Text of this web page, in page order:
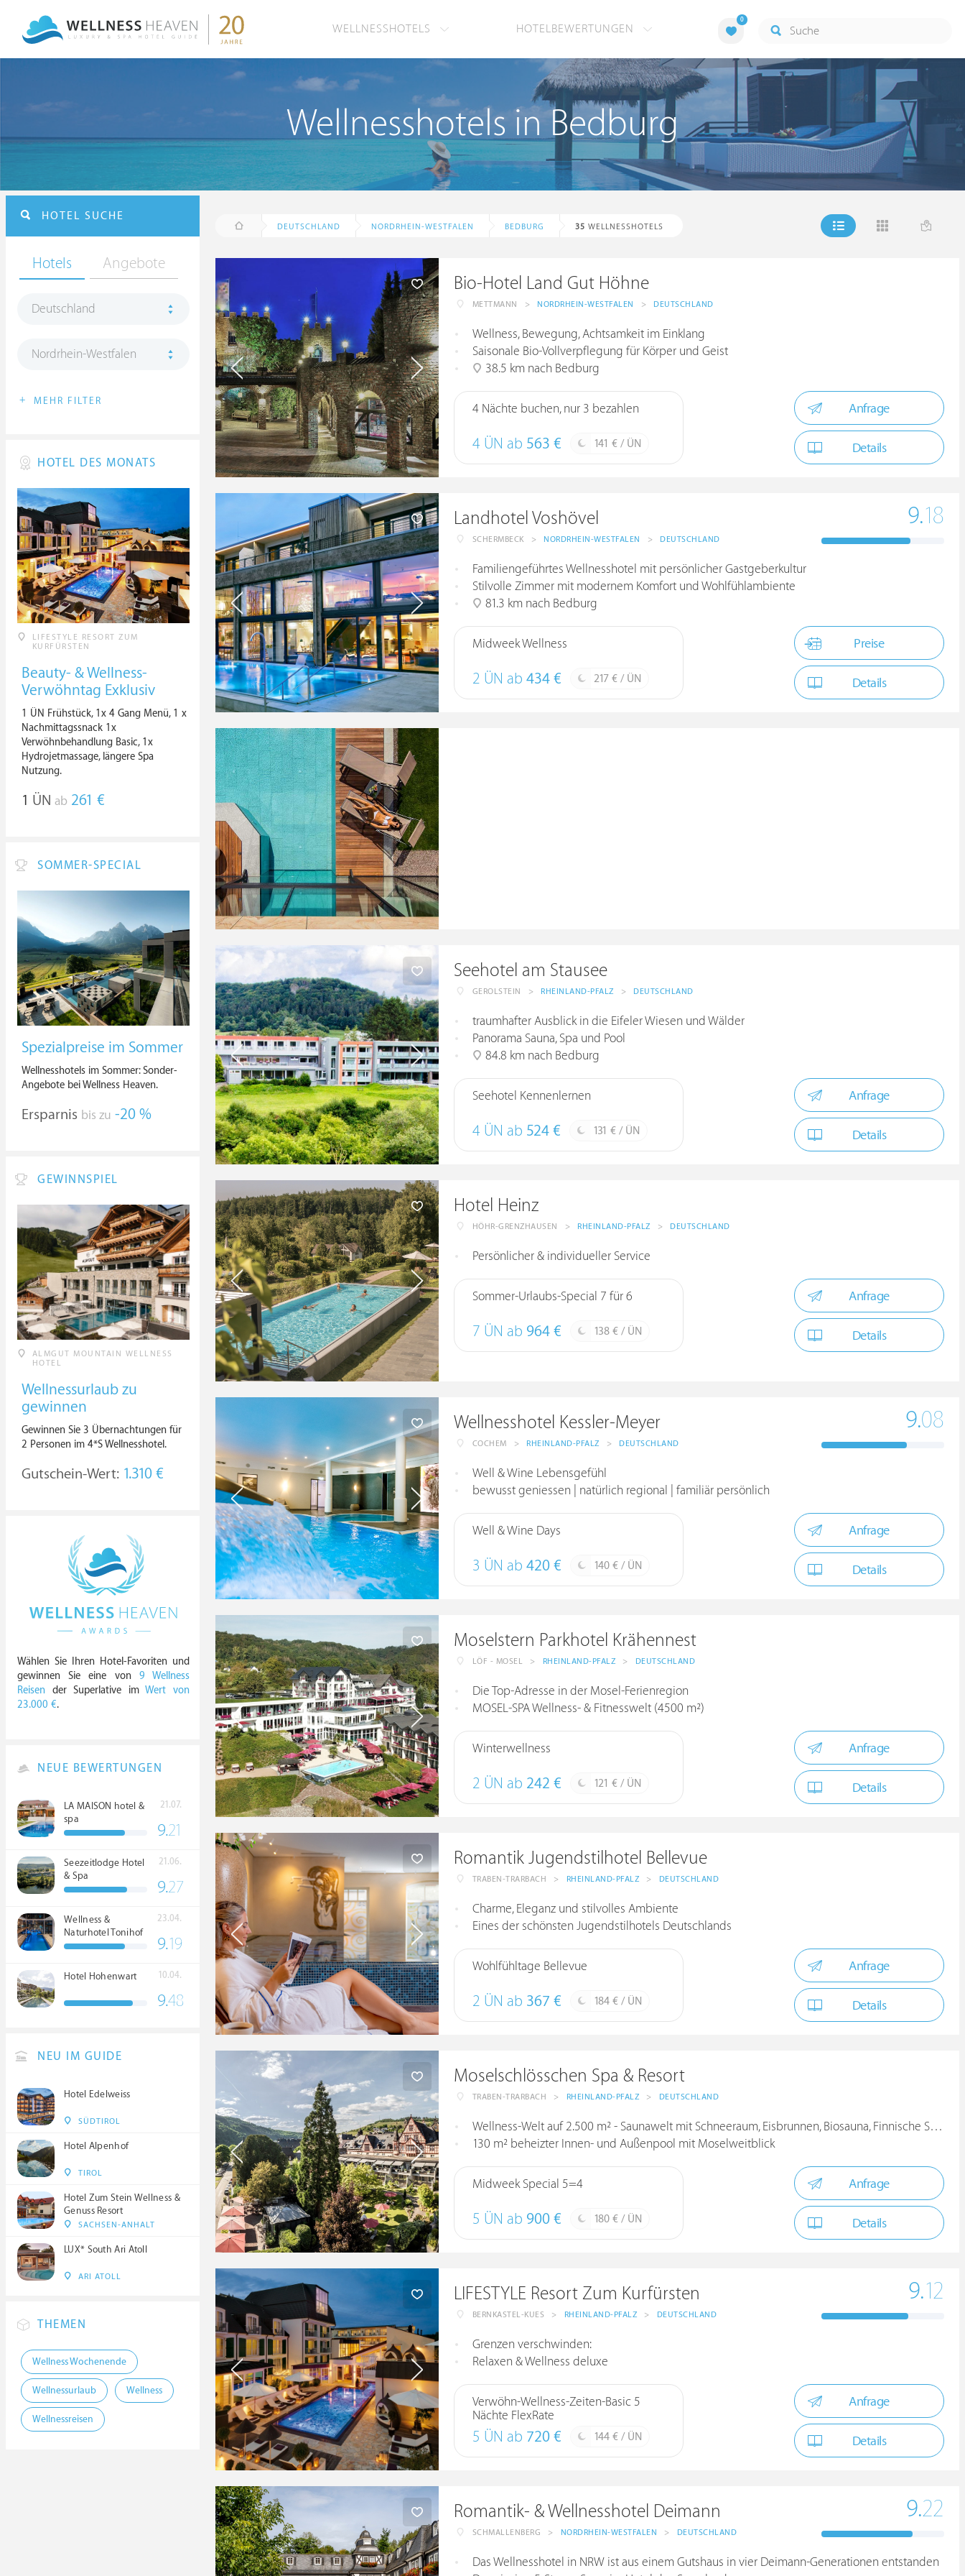
WELLNESSHOTELS HOTELBEWERTUNGEN
0
Wellnesshotels in Bedburg
DEUTSCHLAND NORDRHEIN-WESTFALEN BEDBURG 35 WELLNESSHOTELS
Bio-Hotel Land Gut Höhne
METTMANN > NORDRHEIN-WESTFALEN > DEUTSCHLAND
Wellness, Bewegung, Achtsamkeit im Einklang
Saisonale Bio-Vollverpflegung für Körper und Geist
38.5 km nach Bedburg
4 Nächte buchen, nur 3 bezahlen
4 ÜN ab 563 € 141 € / ÜN
Anfrage
Details
Landhotel Voshövel
SCHERMBECK > NORDRHEIN-WESTFALEN > DEUTSCHLAND
9.18
Familiengeführtes Wellnesshotel mit persönlicher Gastgeberkultur
Stilvolle Zimmer mit modernem Komfort und Wohlfühlambiente
81.3 km nach Bedburg
Midweek Wellness
2 ÜN ab 434 € 217 € / ÜN
Preise
Details
Seehotel am Stausee
GEROLSTEIN > RHEINLAND-PFALZ > DEUTSCHLAND
traumhafter Ausblick in die Eifeler Wiesen und Wälder
Panorama Sauna, Spa und Pool
84.8 km nach Bedburg
Seehotel Kennenlernen
4 ÜN ab 524 € 131 € / ÜN
Anfrage
Details
Hotel Heinz
HÖHR-GRENZHAUSEN > RHEINLAND-PFALZ > DEUTSCHLAND
Persönlicher & individueller Service
Sommer-Urlaubs-Special 7 für 6
7 ÜN ab 964 € 138 € / ÜN
Anfrage
Details
Wellnesshotel Kessler-Meyer
COCHEM > RHEINLAND-PFALZ > DEUTSCHLAND
9.08
Well & Wine Lebensgefühl
bewusst geniessen | natürlich regional | familiär persönlich
Well & Wine Days
3 ÜN ab 420 € 140 € / ÜN
Anfrage
Details
Moselstern Parkhotel Krähennest
LÖF - MOSEL > RHEINLAND-PFALZ > DEUTSCHLAND
Die Top-Adresse in der Mosel-Ferienregion
MOSEL-SPA Wellness- & Fitnesswelt (4500 m²)
Winterwellness
2 ÜN ab 242 € 121 € / ÜN
Anfrage
Details
Romantik Jugendstilhotel Bellevue
TRABEN-TRARBACH > RHEINLAND-PFALZ > DEUTSCHLAND
Charme, Eleganz und stilvolles Ambiente
Eines der schönsten Jugendstilhotels Deutschlands
Wohlfühltage Bellevue
2 ÜN ab 367 € 184 € / ÜN
Anfrage
Details
Moselschlösschen Spa & Resort
TRABEN-TRARBACH > RHEINLAND-PFALZ > DEUTSCHLAND
Wellness-Welt auf 2.500 m² - Saunawelt mit Schneeraum, Eisbrunnen, Biosauna, Finnische Sauna
130 m² beheizter Innen- und Außenpool mit Moselweitblick
Midweek Special 5=4
5 ÜN ab 900 € 180 € / ÜN
Anfrage
Details
LIFESTYLE Resort Zum Kurfürsten
BERNKASTEL-KUES > RHEINLAND-PFALZ > DEUTSCHLAND
9.12
Grenzen verschwinden:
Relaxen & Wellness deluxe
Verwöhn-Wellness-Zeiten-Basic 5
Nächte FlexRate
5 ÜN ab 720 € 144 € / ÜN
Anfrage
Details
Romantik- & Wellnesshotel Deimann
SCHMALLENBERG > NORDRHEIN-WESTFALEN > DEUTSCHLAND
9.22
Das Wellnesshotel in NRW ist aus einem Gutshaus in vier Deimann-Generationen entstanden
HOTEL SUCHE
Hotels Angebote
Deutschland
Nordrhein-Westfalen
+ MEHR FILTER
HOTEL DES MONATS
LIFESTYLE RESORT ZUM
KURFÜRSTEN
Beauty- & Wellness-
Verwöhntag Exklusiv
1 ÜN Frühstück, 1x 4 Gang Menü, 1 x
Nachmittagssnack 1x
Verwöhnbehandlung Basic, 1x
Hydrojetmassage, längere Spa
Nutzung.
1 ÜN ab 261 €
SOMMER-SPECIAL
Spezialpreise im Sommer
Wellnesshotels im Sommer: Sonder-
Angebote bei Wellness Heaven.
Ersparnis bis zu -20 %
GEWINNSPIEL
ALMGUT MOUNTAIN WELLNESS
HOTEL
Wellnessurlaub zu
gewinnen
Gewinnen Sie 3 Übernachtungen für
2 Personen im 4*S Wellnesshotel.
Gutschein-Wert: 1.310 €
Wählen Sie Ihren Hotel-Favoriten und
gewinnen Sie eine von 9 Wellness
Reisen der Superlative imWert von
23.000 €.
NEUE BEWERTUNGEN
LA MAISON hotel &
spa
21.07.
9.21
Seezeitlodge Hotel
& Spa
21.06.
9.27
Wellness &
Naturhotel Tonihof
****S
23.04.
9.19
Hotel Hohenwart 10.04.
9.48
NEU IM GUIDE
Hotel Edelweiss
SÜDTIROL
Hotel Alpenhof
TIROL
Hotel Zum Stein Wellness &
Genuss Resort
SACHSEN-ANHALT
LUX* South Ari Atoll
ARI ATOLL
THEMEN
Wellness Wochenende
Wellnessurlaub Wellness
Wellnessreisen